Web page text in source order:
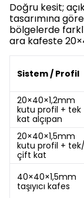
Doğru kesit;
tasarımına
bölgelerde
ara kafeste
Sistem / Profil
20×40×1,2mm
kutu profil + tek
kat alçıpan
20×40×1,5mm
kutu profil + tek/
çift kat
40×40×1,5mm
taşıyıcı kafes